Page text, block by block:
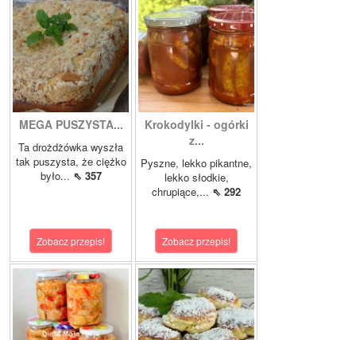
MEGA PUSZYSTA...
Ta drożdżówka wyszła
tak puszysta, że ciężko
było... ⇖ 357
Zobacz przepis!
Krokodylki - ogórki
z...
Pyszne, lekko pikantne,
lekko słodkie,
chrupiące,... ⇖ 292
Zobacz przepis!